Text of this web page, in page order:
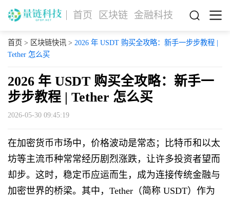
首页 区块链 金融科技
首页 > 区块链快讯> 2026 年 USDT 购买全攻略：新手一步步教程 |
Tether 怎么买
2026 年 USDT 购买全攻略：新手一
步步教程 | Tether 怎么买
2026-05-30 09:45:19
在加密货币市场中，价格波动是常态；比特币和以太
坊等主流币种常常经历剧烈涨跌，让许多投资者望而
却步。这时，稳定币应运而生，成为连接传统金融与
加密世界的桥梁。其中，Tether（简称 USDT）作为